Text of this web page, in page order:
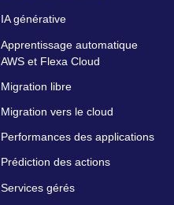
IA générative
Apprentissage automatique
AWS et Flexa Cloud
Migration libre
Migration vers le cloud
Performances des applications
Prédiction des actions
Services gérés